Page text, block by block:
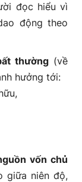
đọc hiểu vì
động theo
thường(về
hưởng tới:
vốn chủ
giữa niên độ,